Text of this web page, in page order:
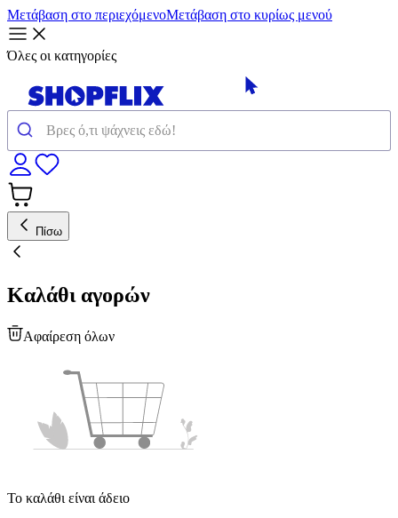
Μετάβαση στο περιεχόμενοΜετάβαση στο κυρίως μενού
Όλες οι κατηγορίες
Πίσω
Καλάθι αγορών
Αφαίρεση όλων
Το καλάθι είναι άδειο